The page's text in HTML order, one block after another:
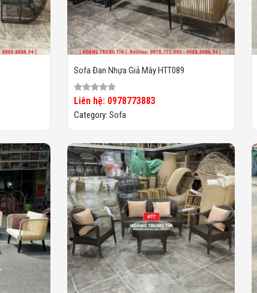
Sofa Đan Nhựa Giả Mây HTT089
Liên hệ: 0978773883
Category: Sofa